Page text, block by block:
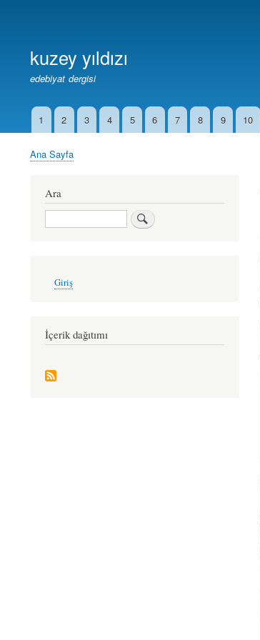
kuzey yıldızı
edebiyat dergisi
İkincil1 2 3 4 5 6 7 8 9 10
Sayfa
Ana Sayfa
Ara
Ara
account
Giriş
İçerik dağıtımı